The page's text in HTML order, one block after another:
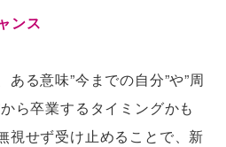
ンス
る意味”今までの自分”や”周
ら卒業するタイミングかも
視せず受け止めることで、新